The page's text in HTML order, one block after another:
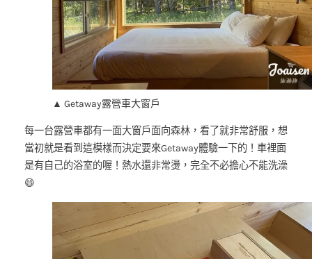
▲ Getaway露營車大窗戶
每一台露營車都有一面大窗戶面向森林，看了就非常舒服，想
當初就是看到這模樣而決定要來Getaway體驗一下的！車裡面
是有自己的浴室的喔！熱水還非常燙，完全不必擔心不能洗澡
😄